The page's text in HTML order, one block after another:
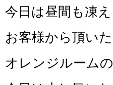
今日は昼間も凍
お客様から頂い
オレンジルームの